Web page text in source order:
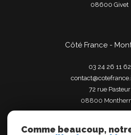
08600
givet
Côté France -
03 24 26 11 62
72 rue Pasteur
08800
Comme beaucoup,